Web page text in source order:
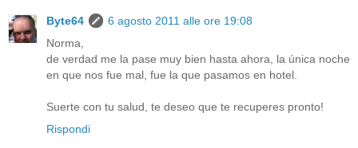
Byte64
6 agosto 2011 alle ore 19:08
Norma,
de verdad me la pase muy bien hasta ahora, la única noche
en que nos fue mal, fue la que pasamos en hotel.
Suerte con tu salud, te deseo que te recuperes pronto!
Rispondi